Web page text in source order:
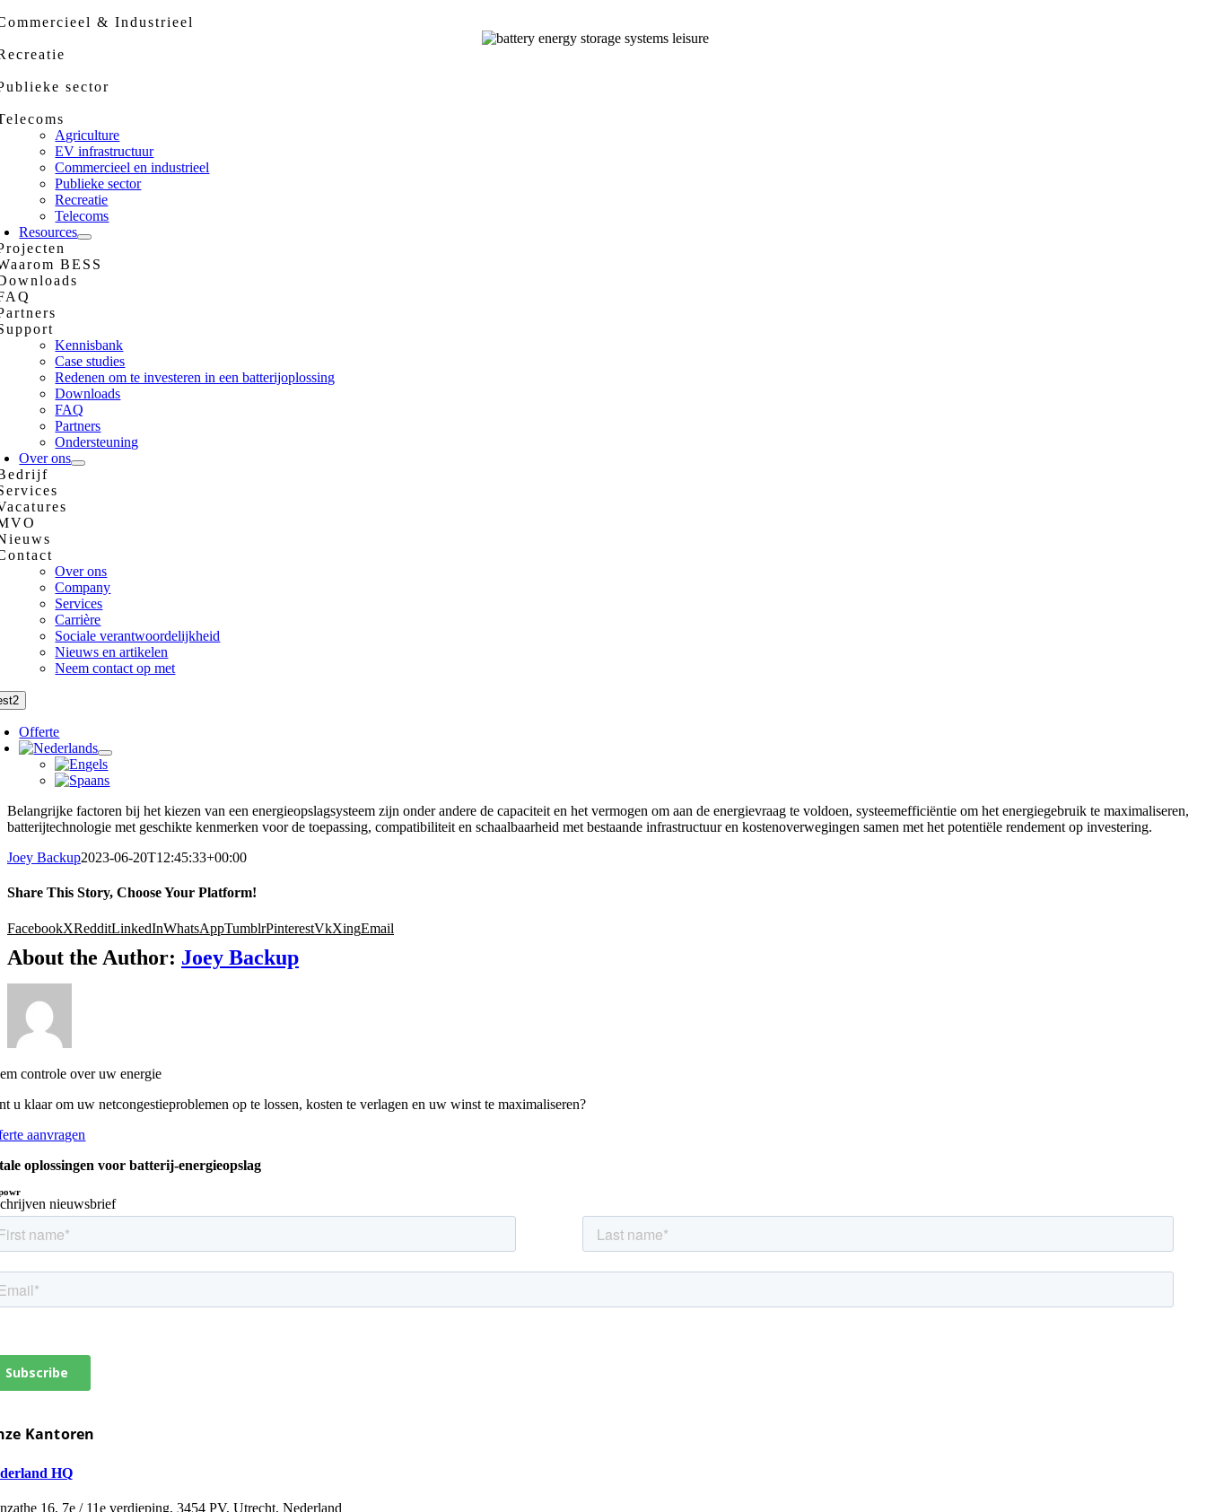
& Industrieel
sector
Agriculture
EV infrastructuur
Commercieel en industrieel
Publieke sector
Recreatie
Telecoms
Resources
BESS
Kennisbank
Case studies
Redenen om te investeren in een batterijoplossing
Downloads
FAQ
Partners
Ondersteuning
Over ons
Over ons
Company
Services
Carrière
Sociale verantwoordelijkheid
Nieuws en artikelen
Neem contact op met
Offerte
Belangrijke factoren bij het kiezen van een energieopslagsysteem zijn onder andere de capaciteit en het vermogen om aan de energievraag te voldoen, systeemefficiëntie om het energiegebruik te maximaliseren,
batterijtechnologie met geschikte kenmerken voor de toepassing, compatibiliteit en schaalbaarheid met bestaande infrastructuur en kostenoverwegingen samen met het potentiële rendement op investering.
Joey Backup2023-06-20T12:45:33+00:00
Share This Story, Choose Your Platform!
FacebookXRedditLinkedInWhatsAppTumblrPinterestVkXingEmail
About the Author: Joey Backup
controle over uw energie
u klaar om uw netcongestieproblemen op te lossen, kosten te verlagen en uw winst te maximaliseren?
aanvragen
oplossingen voor batterij-energieopslag
nieuwsbrief
Kantoren
HQ
16, 7e / 11e verdieping, 3454 PV, Utrecht, Nederland